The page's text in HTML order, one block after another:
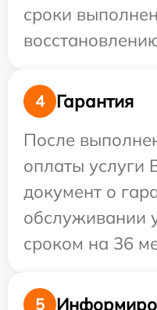
сроки
4
Гарантия
После
оплаты услуги
документ о
обслуживании
сроком на 36
5